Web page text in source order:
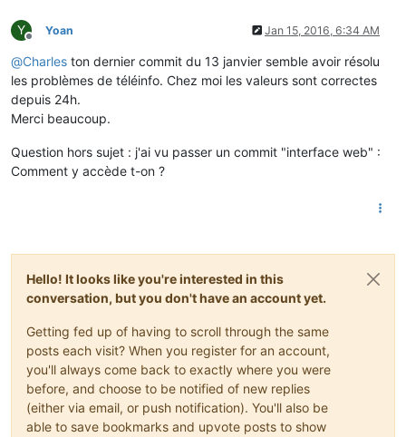
Y
Offline
Yoan Jan 15, 2016, 6:34 AM
@Charles ton dernier commit du 13 janvier semble avoir résolu
les problèmes de téléinfo. Chez moi les valeurs sont correctes
depuis 24h.
Merci beaucoup.
Question hors sujet : j'ai vu passer un commit "interface web" :
Comment y accède t-on ?
Hello! It looks like you're interested in this
conversation, but you don't have an account yet.
Getting fed up of having to scroll through the same
posts each visit? When you register for an account,
you'll always come back to exactly where you were
before, and choose to be notified of new replies
(either via email, or push notification). You'll also be
able to save bookmarks and upvote posts to show